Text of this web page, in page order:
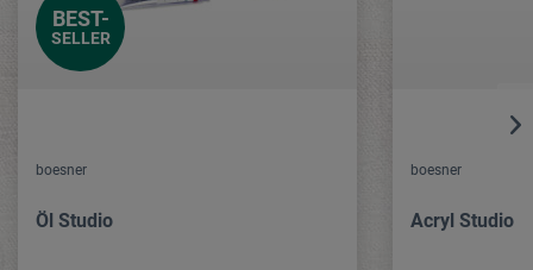
BEST-
SELLER
boesner
Öl Studio
boesner
Acryl Studio